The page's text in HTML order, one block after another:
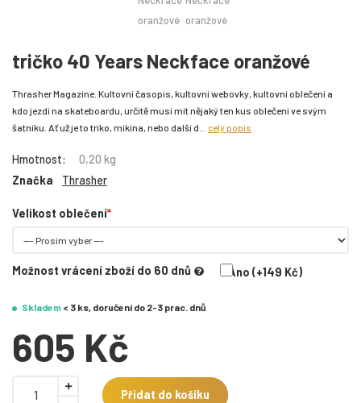
tričko 40 Years Neckface oranžové
Thrasher Magazine. Kultovní časopis, kultovní webovky, kultovní oblečení a
kdo jezdí na skateboardu, určitě musí mít nějaký ten kus oblečení ve svým
šatníku. Ať už je to triko, mikina, nebo další d... celý popis
Hmotnost:
0,20 kg
Značka
Thrasher
Velikost oblečení
Možnost vrácení zboží do 60 dnů Ano (+149 Kč)
Skladem < 3 ks, doručení do 2-3 prac. dnů
605 Kč
Přidat do košíku